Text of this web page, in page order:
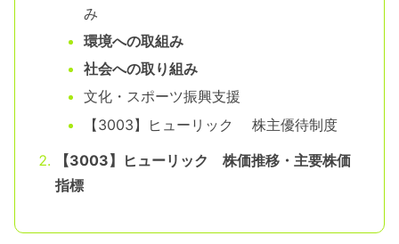
み
環境への取組み
社会への取り組み
文化・スポーツ振興支援
【3003】ヒューリック 株主優待制度
【3003】ヒューリック 株価推移・主要株価
指標